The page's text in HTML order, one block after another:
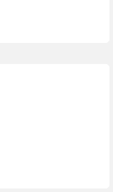
杂设置即可快速
功能，随着用户反
聚合浮窗和自定义
推出，进一步优
趋成熟。开发者持